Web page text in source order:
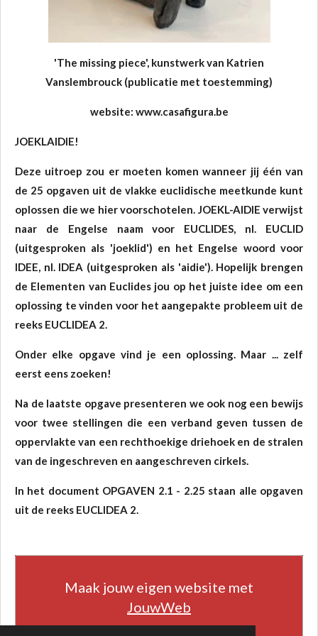
'The missing piece', kunstwerkvan Katrien
Vanslembrouck (publicatie met toestemming)
website: www.casafigura.be
JOEKLAIDIE!
Deze uitroep zou er moeten komen wanneer jij één van
de 25 opgaven uit de vlakke euclidische meetkunde kunt
oplossen die we hier voorschotelen. JOEKL-AIDIE verwijst
naar de Engelse naam voor EUCLIDES, nl. EUCLID
(uitgesproken als 'joeklid') en het Engelse woord voor
IDEE, nl. IDEA (uitgesproken als 'aidie'). Hopelijk brengen
de Elementen van Euclides jou op het juiste idee om een
oplossing te vinden voor het aangepakte probleem uit de
reeks EUCLIDEA 2.
Onder elke opgave vind je een oplossing. Maar ... zelf
eerst eens zoeken!
Na de laatste opgave presenteren we ook nog een bewijs
voor twee stellingen die een verband geven tussen de
oppervlakte van een rechthoekige driehoek en de stralen
van de ingeschreven en aangeschreven cirkels.
In het document OPGAVEN 2.1 - 2.25 staan alle opgaven
uit de reeks EUCLIDEA 2.
Maak jouw eigen website met
JouwWeb